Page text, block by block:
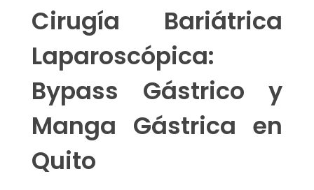
Cirugía Bariátrica
Laparoscópica:
Bypass Gástrico y
Manga Gástrica en
Quito